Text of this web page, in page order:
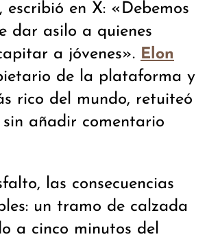
escribió en X: «Debemos
dar asilo a quienes
a jóvenes». Elon
de la plataforma y
rico del mundo, retuiteó
sin añadir comentario
las consecuencias
un tramo de calzada
a cinco minutos del